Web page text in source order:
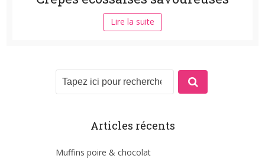
Lire la suite
Articles récents
Muffins poire & chocolat